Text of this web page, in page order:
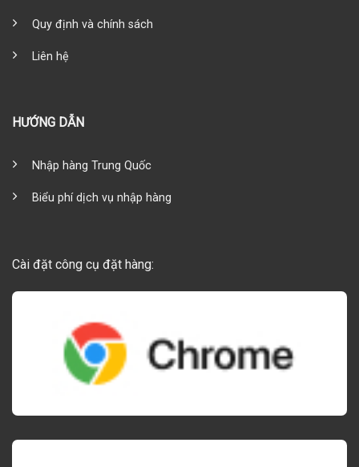
Quy định và chính sách
Liên hệ
HƯỚNG DẪN
Nhập hàng Trung Quốc
Biểu phí dịch vụ nhập hàng
Cài đặt công cụ đặt hàng: